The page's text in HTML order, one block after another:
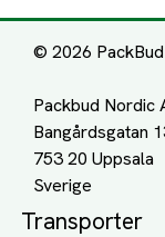
© 2026
Packbud Nordic
Bangårdsgatan
753 20 Uppsala
Transporter